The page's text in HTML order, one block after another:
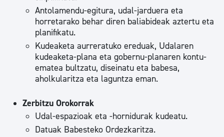
Antolamendu-egitura, udal-jarduera eta
horretarako behar diren baliabideak aztertu eta
planifikatu.
Kudeaketa aurreratuko ereduak, Udalaren
kudeaketa-plana eta gobernu-planaren kontu-
ematea bultzatu, diseinatu eta babesa,
aholkularitza eta laguntza eman.
Zerbitzu Orokorrak
Udal-espazioak eta -hornidurak kudeatu.
Datuak Babesteko Ordezkaritza.